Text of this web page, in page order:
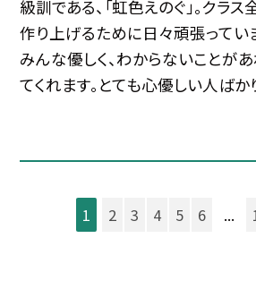
級訓である、「虹色えのぐ」。クラ
作り上げるために日々頑張ってい
みんな優しく、わからないことが
てくれます。とても心優しい人ばか
1 2 3 4 5 6 ...